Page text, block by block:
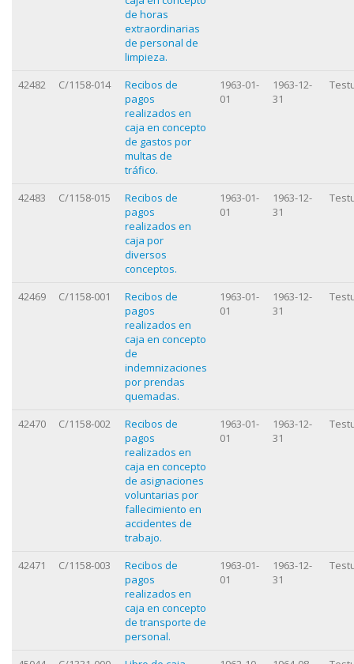
de horas
extraordinarias
de personal de
limpieza.
42482 C/1158-014
Recibos de
pagos
realizados en
caja en concepto
de gastos por
multas de
tráfico.
1963-01-
01
1963-12-
31
42483 C/1158-015
Recibos de
pagos
realizados en
caja por
diversos
conceptos.
1963-01-
01
1963-12-
31
42469 C/1158-001
Recibos de
pagos
realizados en
caja en concepto
de
indemnizaciones
por prendas
quemadas.
1963-01-
01
1963-12-
31
42470 C/1158-002
Recibos de
pagos
realizados en
caja en concepto
de asignaciones
voluntarias por
fallecimiento en
accidentes de
trabajo.
1963-01-
01
1963-12-
31
42471 C/1158-003
Recibos de
pagos
realizados en
caja en concepto
de transporte de
personal.
1963-01-
01
1963-12-
31